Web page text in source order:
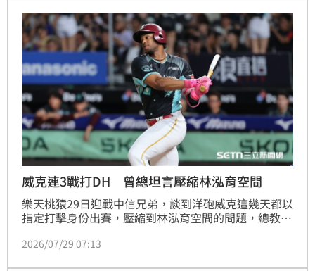
威克連3戰打DH 曾總坦言壓縮林泓育空間
樂天桃猿29日迎戰中信兄弟，談到洋砲威克這幾天都以
指定打擊身份出賽，壓縮到林泓育空間的問題，總教練
2026/07/29 07:13